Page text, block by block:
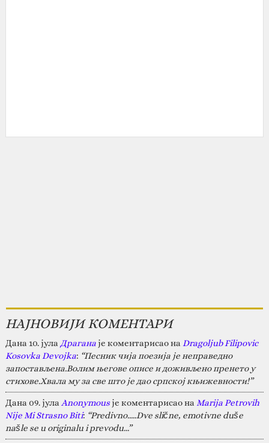
НАЈНОВИЈИ КОМЕНТАРИ
Дана 10. јула Драганаје коментарисао на Dragoljub Filipovic
Kosovka Devojka: “Песник чија поезија је неправедно
запостављена.Волим његове описе и доживљено пренето у
стихове.Хвала му за све што је дао српској књижевности!”
Дана 09. јула Anonymousје коментарисао на Marija Petrovih
Nije Mi Strasno Biti: “Predivno.....Dve slične, emotivne duše
našle se u originalu i prevodu...”